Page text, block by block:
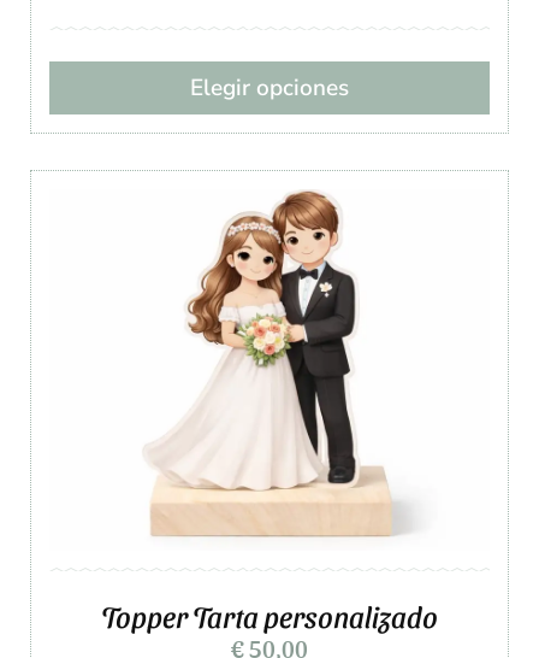
Elegir opciones
Topper Tarta personalizado
€50,00